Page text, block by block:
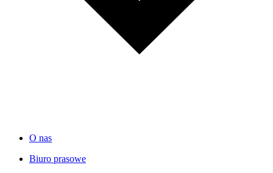
O nas
Biuro prasowe